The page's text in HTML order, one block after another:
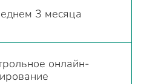
3 месяца
онлайн-